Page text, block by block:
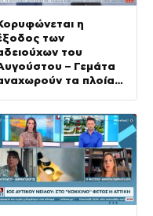
η
των
του
– Γεμάτα
τα πλοία